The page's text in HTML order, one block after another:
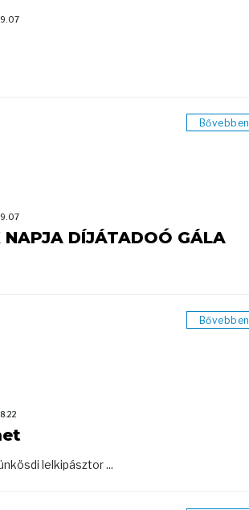
Bővebben
NAPJA DÍJÁTADOÓ GÁLA
Bővebben
lelkipásztor ...